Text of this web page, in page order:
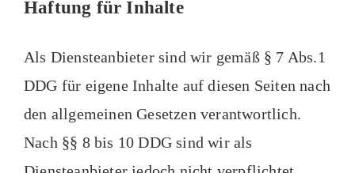
Haftung für Inhalte
Als Diensteanbieter sind wir gemäß § 7 Abs.1
DDG für eigene Inhalte auf diesen Seiten nach
den allgemeinen Gesetzen verantwortlich.
Nach §§ 8 bis 10 DDG sind wir als